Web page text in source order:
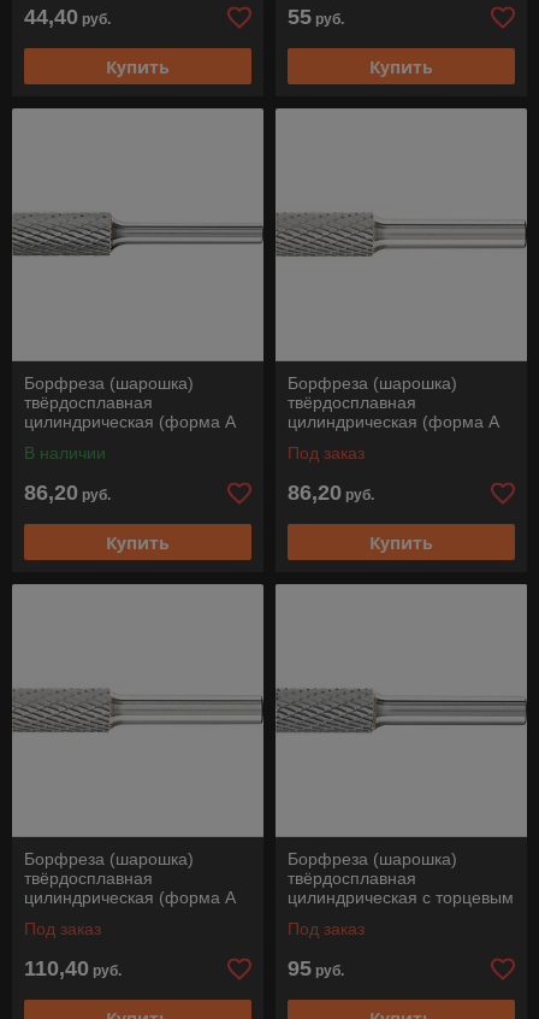
44,40 руб.
Купить
55 руб.
Купить
Борфреза (шарошка)
твёрдосплавная
цилиндрическая (форма А
ZYA 1225/6 Z3PLUS, Pferd
В наличии
86,20 руб.
Купить
Борфреза (шарошка)
твёрдосплавная
цилиндрическая (форма А
ZYA 1225/8 Z3PLUS, Pferd
Под заказ
86,20 руб.
Купить
Борфреза (шарошка)
твёрдосплавная
цилиндрическая (форма А
ZYA 1625/8 Z3PLUS, Pferd
Под заказ
110,40 руб.
Борфреза (шарошка)
твёрдосплавная
цилиндрическая с торцевым
1225/8 Z3 PLUS, Pferd
Под заказ
95 руб.